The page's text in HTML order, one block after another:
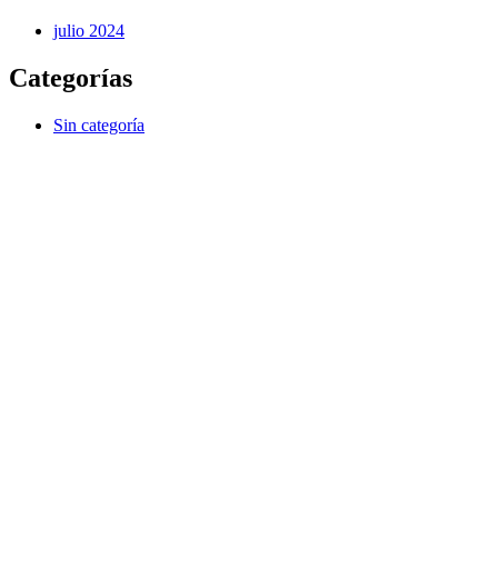
julio 2024
Categorías
Sin categoría